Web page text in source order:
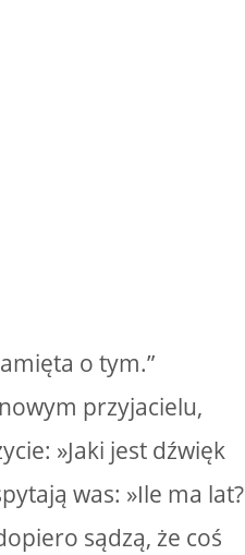
o tym.”
przyjacielu,
»Jaki jest dźwięk
was: »Ile ma lat?
sądzą, że coś